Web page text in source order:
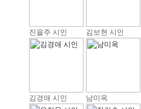
진을주 시인 김보현 시인
김경애 시인 남미옥